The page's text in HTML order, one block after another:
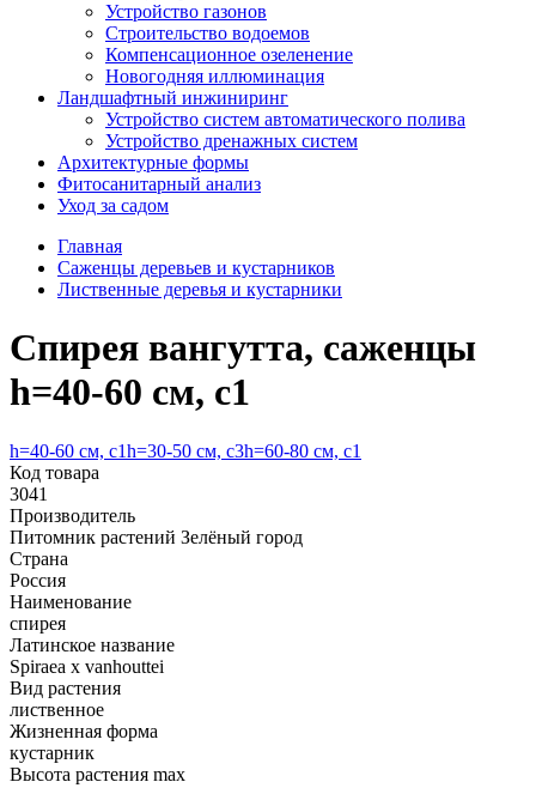
Устройство газонов
Строительство водоемов
Компенсационное озеленение
Новогодняя иллюминация
Ландшафтный инжиниринг
Устройство систем автоматического полива
Устройство дренажных систем
Aрхитектурные формы
Фитосанитарный анализ
Уход за садом
Главная
Саженцы деревьев и кустарников
Лиственные деревья и кустарники
Спирея вангутта, саженцы
h=40-60 см, с1
h=40-60 см, с1h=30-50 см, с3h=60-80 см, с1
Код товара
3041
Производитель
Питомник растений Зелёный город
Страна
Россия
Наименование
спирея
Латинское название
Spiraea x vanhouttei
Вид растения
лиственное
Жизненная форма
кустарник
Высота растения max